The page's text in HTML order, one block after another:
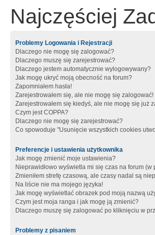
Najczęściej
Problemy Logowania i Rejestracji
Dlaczego nie mogę się zalogować?
Dlaczego muszę się zarejestrować?
Dlaczego jestem automatycznie wylogowywany?
Jak mogę ukryć moją obecność na forum?
Zapomniałem hasła!
Zarejestrowałem się, ale nie mogę się zalogować!
Zarejestrowałem się kiedyś, ale nie mogę się już
Czym jest COPPA?
Dlaczego nie mogę się zarejestrować?
Co spowoduje "Usunięcie wszystkich cookies
Preferencje i ustawienia użytkownika
Jak mogę zmienić moje ustawienia?
Nieprawidłowo wyświetla mi się czas na forum (w
Zmieniłem strefę czasową, ale czasy nadal są
Na liście nie ma mojego języka!
Jak mogę wyświetlać obrazek pod moją nazwą
Czym jest moja ranga i jak mogę ją zmienić?
Dlaczego muszę się zalogować po kliknięciu w
Problemy z pisaniem